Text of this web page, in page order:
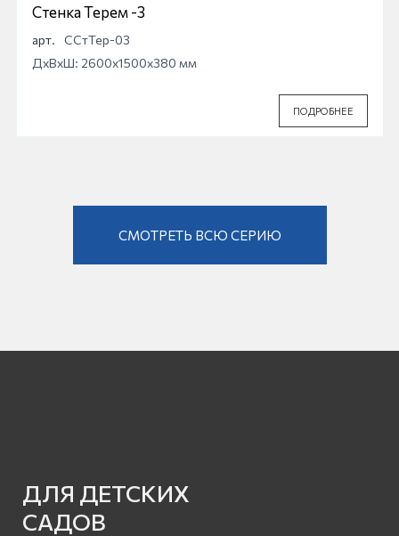
Стенка Терем -3
арт.
ССтТер-03
ДхВхШ: 2600x1500x380 мм
ПОДРОБНЕЕ
СМОТРЕТЬ ВСЮ СЕРИЮ
ДЛЯ ДЕТСКИХ
САДОВ